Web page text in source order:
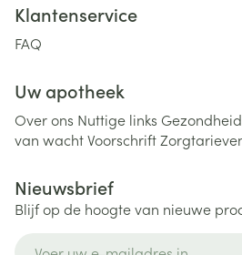
Klantenservice
FAQ
Uw apotheek
Over ons Nuttige links
van wachtVoorschrift
Nieuwsbrief
Blijf op de hoogte van nieuwe